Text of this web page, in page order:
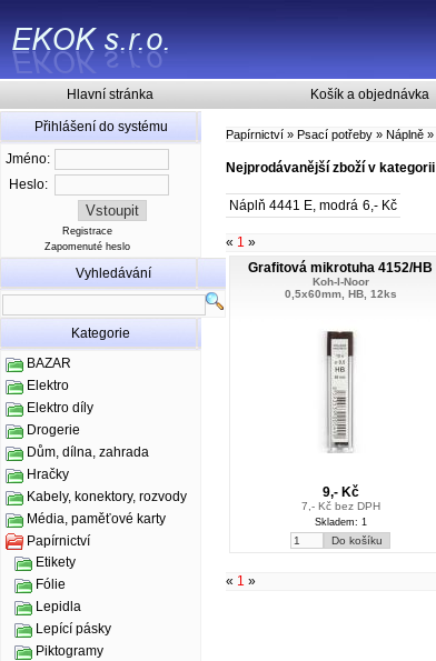
Hlavní stránka Košík a objednávka
Přihlášení do systému
Jméno:
Heslo:
Registrace
Zapomenuté heslo
Vyhledávání
Kategorie
BAZAR
Elektro
Elektro díly
Drogerie
Dům, dílna, zahrada
Hračky
Kabely, konektory, rozvody
Média, paměťové karty
Papírnictví
Etikety
Fólie
Lepidla
Lepící pásky
Piktogramy
Papírnictví » Psací potřeby » Náplně »
Nejprodávanější zboží v kategorii
Náplň 4441 E, modrá 6,- Kč
« 1 »
Grafitová mikrotuha 4152/HB
Koh-I-Noor
0,5x60mm, HB, 12ks
9,- Kč
7,- Kč bez DPH
Skladem: 1
« 1 »